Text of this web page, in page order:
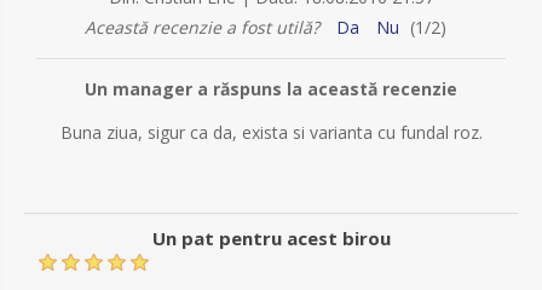
Această recenzie a fost utilă?
Da Nu (1/2)
Un manager a răspuns la această recenzie
Buna ziua, sigur ca da, exista si varianta cu fundal roz.
Un pat pentru acest birou